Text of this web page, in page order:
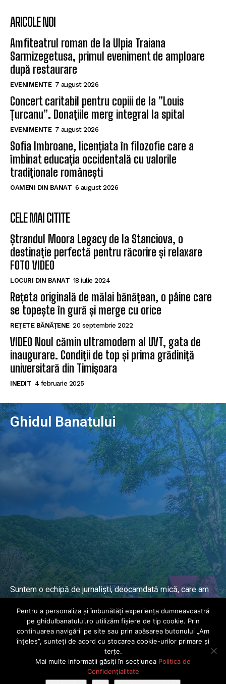
ARICOLE NOI
Amfiteatrul roman de la Ulpia Traiana
Sarmizegetusa, primul eveniment de amploare
după restaurare
EVENIMENTE 7 august 2026
Concert caritabil pentru copiii de la ”Louis
Țurcanu”. Donațiile merg integral la spital
EVENIMENTE 7 august 2026
Sofia Imbroane, licențiata în filozofie care a
îmbinat educația occidentală cu valorile
tradiționale românești
OAMENI DIN BANAT 6 august 2026
CELE MAI CITITE
Ștrandul Moora Legacy de la Stanciova, o
destinație perfectă pentru răcorire și relaxare
FOTO VIDEO
LOCURI DIN BANAT 18 iulie 2024
Rețeta originală de mălai bănățean, o pâine care
se topește în gură și merge cu orice
REȚETE BĂNĂȚENE 20 septembrie 2022
VIDEO Noul cămin ultramodern al UVT, gata de
inaugurare. Condiții de top și prima grădiniță
universitară din Timișoara
INEDIT 4 februarie 2025
Ghidul Banatului
Suntem o echipă de jurnaliști, deocamdată mică, care am
ani.
© Ghidul Banatului 2025. Toate drepturile rezervate · Dezvoltat de
Power Media FX
Pentru a personaliza și îmbunătăți experiența dumneavoastră
pe ghidulbanatului.ro utilizăm fișiere de tip cookie. Prin
continuarea navigării pe site sau prin apăsarea butonului „Am
înțeles”, sunteți de acord cu stocarea cookie-urilor primare și
terțe.
Mai multe informații găsiți în secțiunea Politica de
Confidențialitate